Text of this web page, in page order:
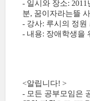
- 일시와 장소:
분, 꿈이자라는뜰
- 강사: 루시의 정원
- 내용: 장애학생을
<알립니다! >
- 모든 공부모임은